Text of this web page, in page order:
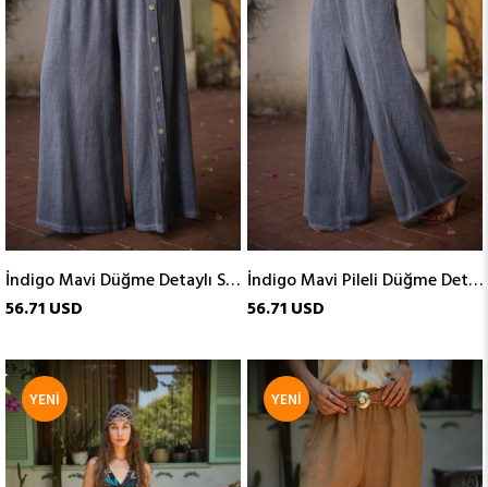
İndigo Mavi Düğme Detaylı Soft Keten Pantolon
56.71 USD
İndigo Mavi Pileli Düğme Detaylı Soft Keten Pantolon
56.71 USD
YENI
ÜRÜN
YENI
ÜRÜN